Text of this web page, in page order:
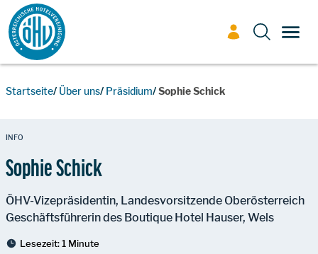
Zum Inhalt
Startseite Über uns Präsidium Sophie Schick
INFO
Sophie Schick
ÖHV-Vizepräsidentin, Landesvorsitzende Oberösterreich
Geschäftsführerin des Boutique Hotel Hauser, Wels
Lesezeit:1 Minute